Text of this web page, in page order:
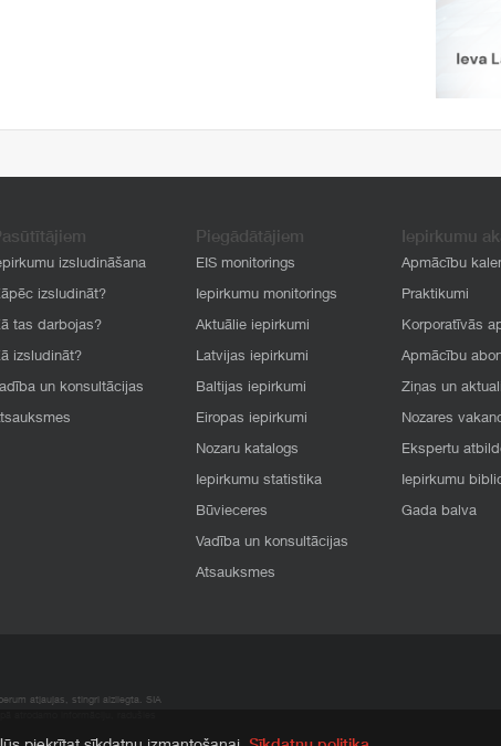
izsludināšana
izsludināt?
tas darbojas?
izsludināt?
un konsultācijas
Piegādātājiem
EIS monitorings
Iepirkumu monitorings
Aktuālie iepirkumi
Latvijas iepirkumi
Baltijas iepirkumi
Eiropas iepirkumi
Nozaru katalogs
Iepirkumu statistika
Būvieceres
Vadība un konsultācijas
Atsauksmes
Iepirkumu
Apmācību
Praktikumi
Korporatīvās
Apmācību
Ziņas un
Nozares
Ekspertu
Iepirkumu
Gada balva
atļaujas, stingri aizliegta. SIA